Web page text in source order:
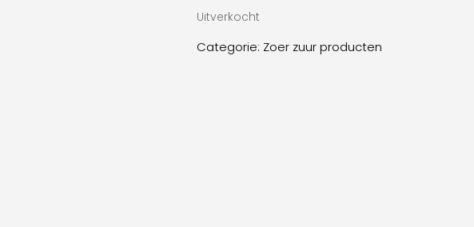
Uitverkocht
Categorie: Zoer zuur producten